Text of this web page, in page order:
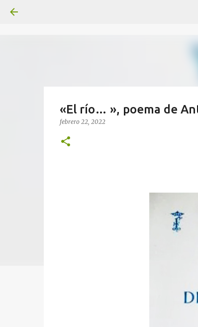
«El río… », poema de
febrero 22, 2022